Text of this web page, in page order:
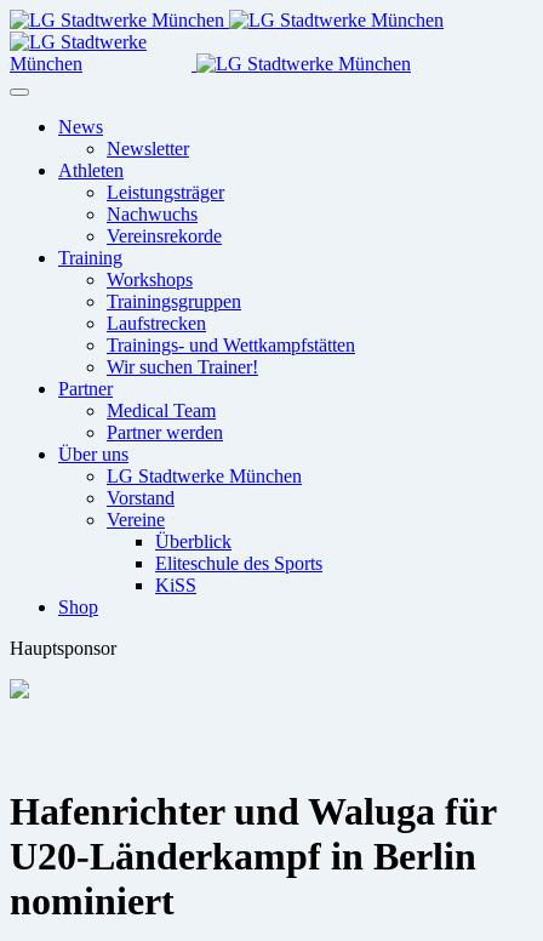
News
Newsletter
Athleten
Leistungsträger
Nachwuchs
Vereinsrekorde
Training
Workshops
Trainingsgruppen
Laufstrecken
Trainings- und Wettkampfstätten
Wir suchen Trainer!
Partner
Medical Team
Partner werden
Über uns
LG Stadtwerke München
Vorstand
Vereine
Überblick
Eliteschule des Sports
KiSS
Shop
Hauptsponsor
Hafenrichter und Waluga für
U20-Länderkampf in Berlin
nominiert